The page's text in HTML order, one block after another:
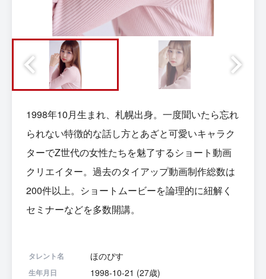
1998年10月生まれ、札幌出身。一度聞いたら忘れ
られない特徴的な話し方とあざと可愛いキャラク
ターでZ世代の女性たちを魅了するショート動画
クリエイター。過去のタイアップ動画制作総数は
200件以上。ショートムービーを論理的に紐解く
セミナーなどを多数開講。
タレント名 ほのぴす
生年月日 1998-10-21 (27歳)